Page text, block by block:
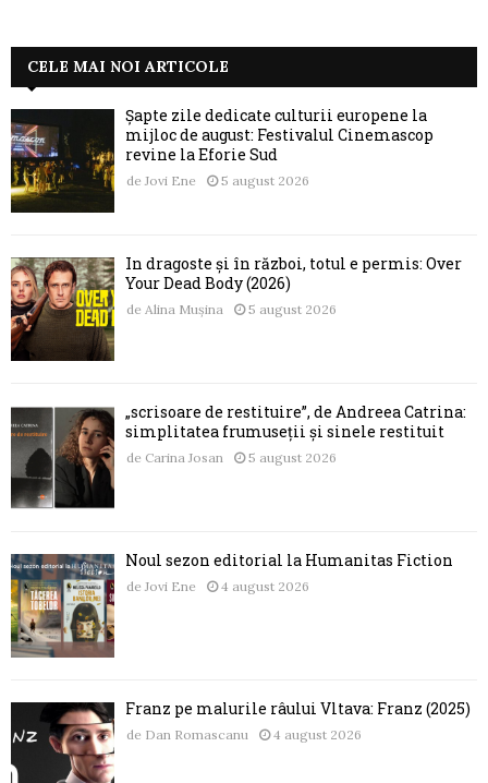
CELE MAI NOI ARTICOLE
Șapte zile dedicate culturii europene la
mijloc de august: Festivalul Cinemascop
revine la Eforie Sud
de Jovi Ene 5 august 2026
În dragoste și în război, totul e permis: Over
Your Dead Body (2026)
de Alina Mușina 5 august 2026
„scrisoare de restituire”, de Andreea Catrina:
simplitatea frumuseții și sinele restituit
de Carina Josan 5 august 2026
Noul sezon editorial la Humanitas Fiction
de Jovi Ene 4 august 2026
Franz pe malurile râului Vltava: Franz (2025)
de Dan Romascanu 4 august 2026